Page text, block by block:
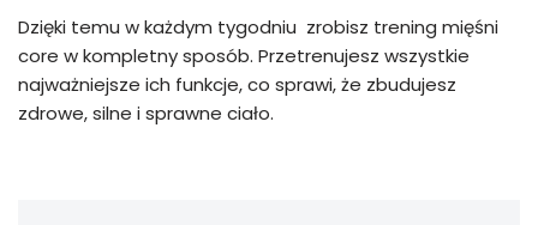
Dzięki temu w każdym tygodniu zrobisz trening mięśni
core w kompletny sposób. Przetrenujesz wszystkie
najważniejsze ich funkcje, co sprawi, że zbudujesz
zdrowe, silne i sprawne ciało.